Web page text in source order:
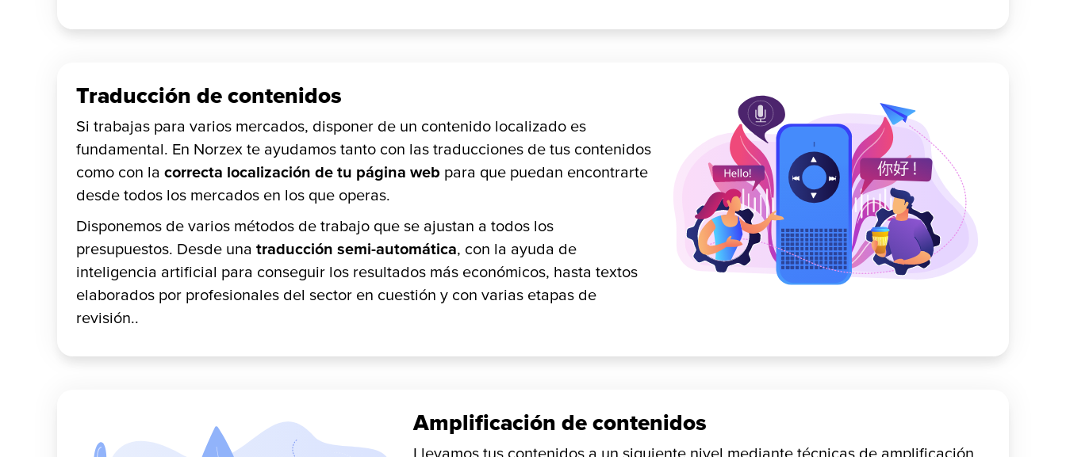
Traducción de contenidos
Si trabajas para varios mercados, disponer de un contenido localizado es
fundamental. En Norzex te ayudamos tanto con las traducciones de tus contenidos
como con la correcta localización de tu página web para que puedan encontrarte
desde todos los mercados en los que operas.
Disponemos de varios métodos de trabajo que se ajustan a todos los
presupuestos. Desde una traducción semi-automática, con la ayuda de
inteligencia artificial para conseguir los resultados más económicos, hasta textos
elaborados por profesionales del sector en cuestión y con varias etapas de
revisión..
Amplificación de contenidos
Llevamos tus contenidos a un siguiente nivel mediante técnicas de amplificación